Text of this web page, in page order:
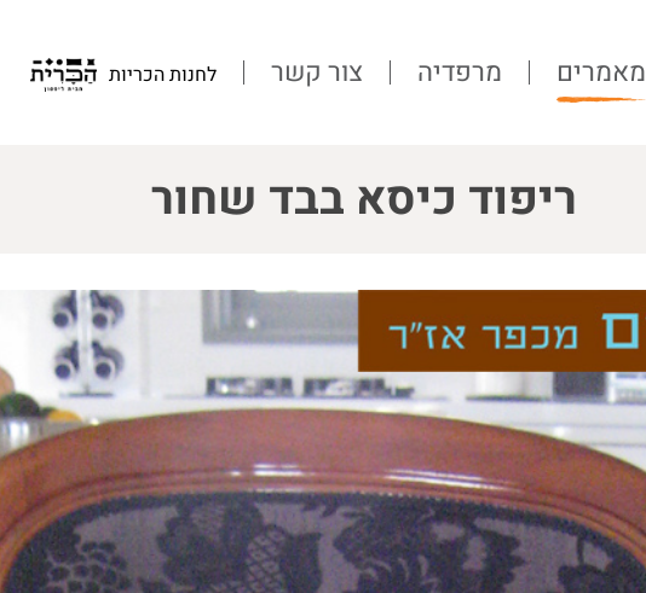
מאמרים מרפדיה צור קשר לחנות הכריות
ריפוד כיסא בבד שחור